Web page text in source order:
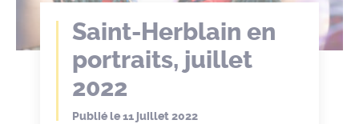
Saint-Herblain en
portraits, juillet
2022
Publié le11 juillet 2022